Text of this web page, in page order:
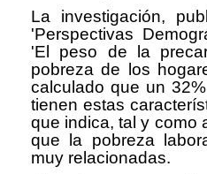
La investigación,
'Perspectivas
'El peso de la
pobreza de los
calculado que un
tienen estas
que indica, tal y como
que la pobreza
muy relacionadas.